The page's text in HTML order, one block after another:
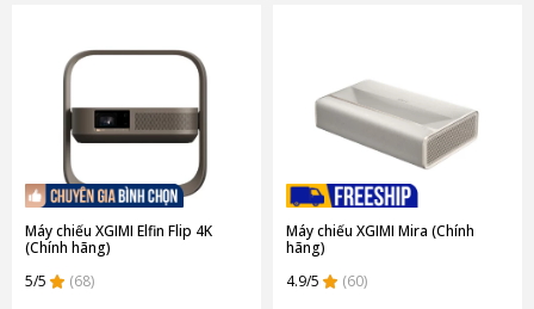
Máy chiếu XGIMI Elfin Flip 4K
(Chính hãng)
5/5
(68)
Máy chiếu XGIMI Mira (Chính
hãng)
4.9/5
(60)